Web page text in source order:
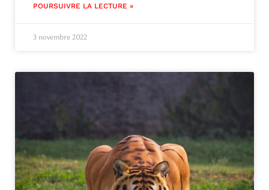
POURSUIVRE LA LECTURE »
3 novembre 2022